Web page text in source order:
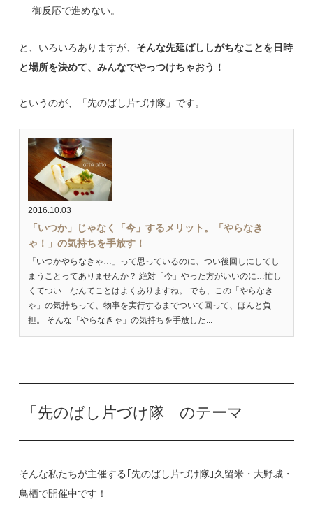
御反応で進めない。
と、いろいろありますが、 そんな先延ばししがちなことを日時
と場所を決めて、みんなでやっつけちゃおう！
というのが、「先のばし片づけ隊」です。
2016.10.03
「いつか」じゃなく「今」するメリット。「やらなき
ゃ！」の気持ちを手放す！
「いつかやらなきゃ…」って思っているのに、つい後回しにしてし
まうことってありませんか？ 絶対「今」やった方がいいのに…忙し
くてつい…なんてことはよくありますね。 でも、この「やらなき
ゃ」の気持ちって、物事を実行するまでついて回って、ほんと負
担。 そんな「やらなきゃ」の気持ちを手放した...
「先のばし片づけ隊」のテーマ
そんな私たちが主催する｢先のばし片づけ隊｣久留米・大野城・
鳥栖で開催中です！